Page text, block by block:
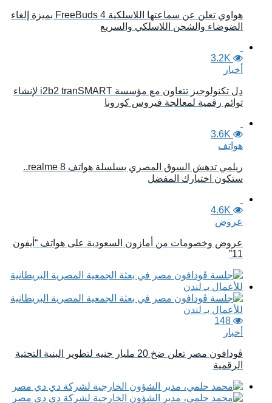
هواوي تعلن عن سماعتها اللاسلكية FreeBuds 4 بميزة إلغاء
الضوضاء والشحن اللاسلكي والسريع
3.2K
أخبار
دِل تكنولوجيز تتعاون مع مؤسسة i2b2 tranSMART لإنشاء
توائم رقمية لمعالجة فيروس كورونا
3.6K
هواتف
ريلمي تدهش السوق المصري بسلسلة هواتف realme 8..
ستكون اختيارك المفضل
4.6K
عروض
عروض وخصومات من أمازون السعودية على هواتف “أيفون
11”
148
أخبار
ڤودافون مصر تعلن ضخ 20 مليار جنيه لتطوير البنية التحتية
الرقمية